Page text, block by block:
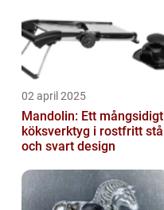
02 april 2025
Mandolin: Ett mångsidigt
köksverktyg i rostfritt stål
och svart design